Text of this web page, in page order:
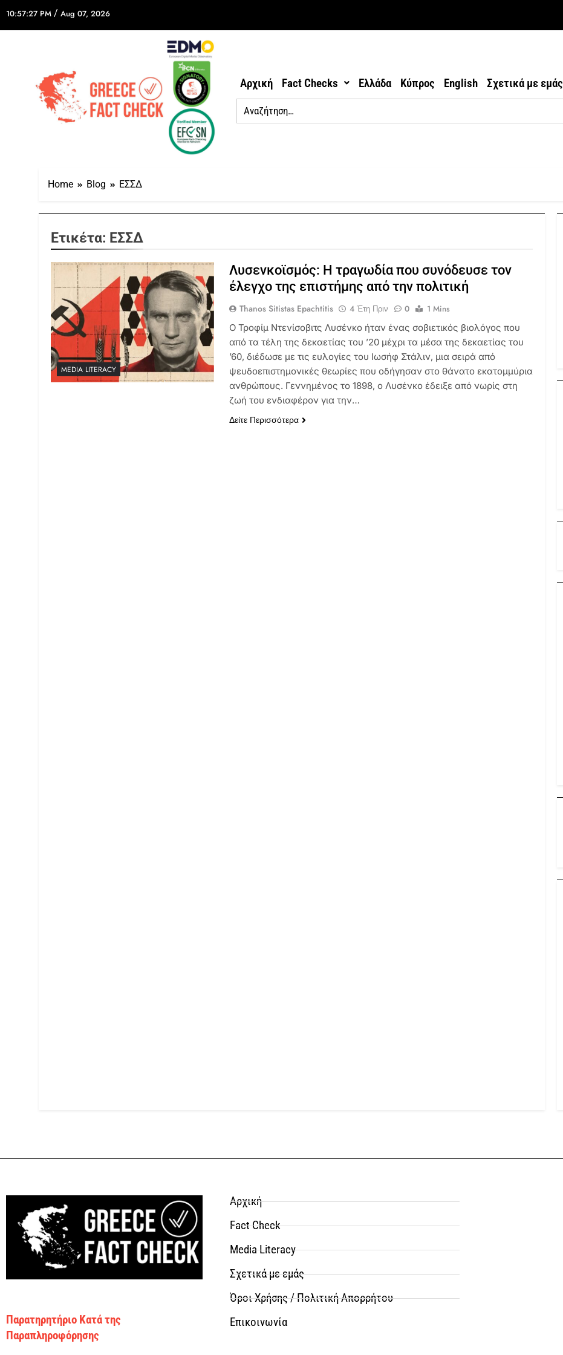
10:57:27 PM / Aug 07, 2026
Αρχική Fact Checks Ελλάδα Κύπρος English Σχετικά με εμάς
Home Blog ΕΣΣΔ
Ετικέτα: ΕΣΣΔ
MEDIA LITERACY
Λυσενκοϊσμός: Η τραγωδία που συνόδευσε τον
έλεγχο της επιστήμης από την πολιτική
Thanos Sitistas Epachtitis 4 Έτη Πριν 0
1 Mins
Ο Τροφίμ Ντενίσοβιτς Λυσένκο ήταν ένας σοβιετικός βιολόγος που
από τα τέλη της δεκαετίας του ’20 μέχρι τα μέσα της δεκαετίας του
’60, διέδωσε με τις ευλογίες του Ιωσήφ Στάλιν, μια σειρά από
ψευδοεπιστημονικές θεωρίες που οδήγησαν στο θάνατο εκατομμύρια
ανθρώπους. Γεννημένος το 1898, ο Λυσένκο έδειξε από νωρίς στη
ζωή του ενδιαφέρον για την…
Δείτε Περισσότερα
Παρατηρητήριο Κατά της
Παραπληροφόρησης
Αρχική
Fact Check
Media Literacy
Σχετικά με εμάς
Όροι Χρήσης / Πολιτική Απορρήτου
Επικοινωνία